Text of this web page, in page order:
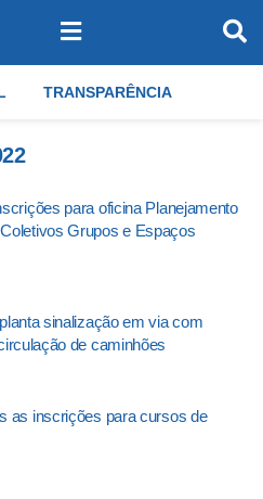
TRANSPARÊNCIA
para oficina Planejamento
Grupos e Espaços
sinalização em via com
de caminhões
as inscrições para cursos de